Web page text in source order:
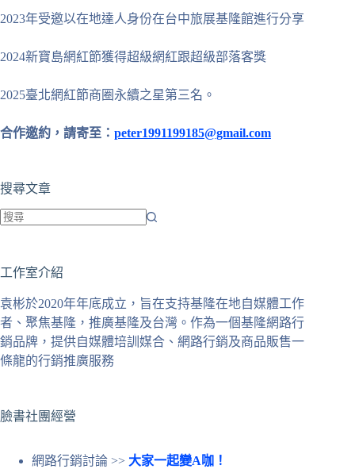
2023年受邀以在地達人身份在台中旅展基隆館進行分享
2024新寶島網紅節獲得超級網紅跟超級部落客獎
2025臺北網紅節商圈永續之星第三名。
合作邀約，請寄至： peter1991199185@gmail.com
搜尋文章
到
合
條
件
的
果
工作室介紹
袁彬於2020年年底成立，旨在支持基隆在地自媒體工作
者、聚焦基隆，推廣基隆及台灣。作為一個基隆網路行
銷品牌，提供自媒體培訓媒合、網路行銷及商品販售一
條龍的行銷推廣服務
臉書社團經營
網路行銷討論 >> 大家一起變A咖！